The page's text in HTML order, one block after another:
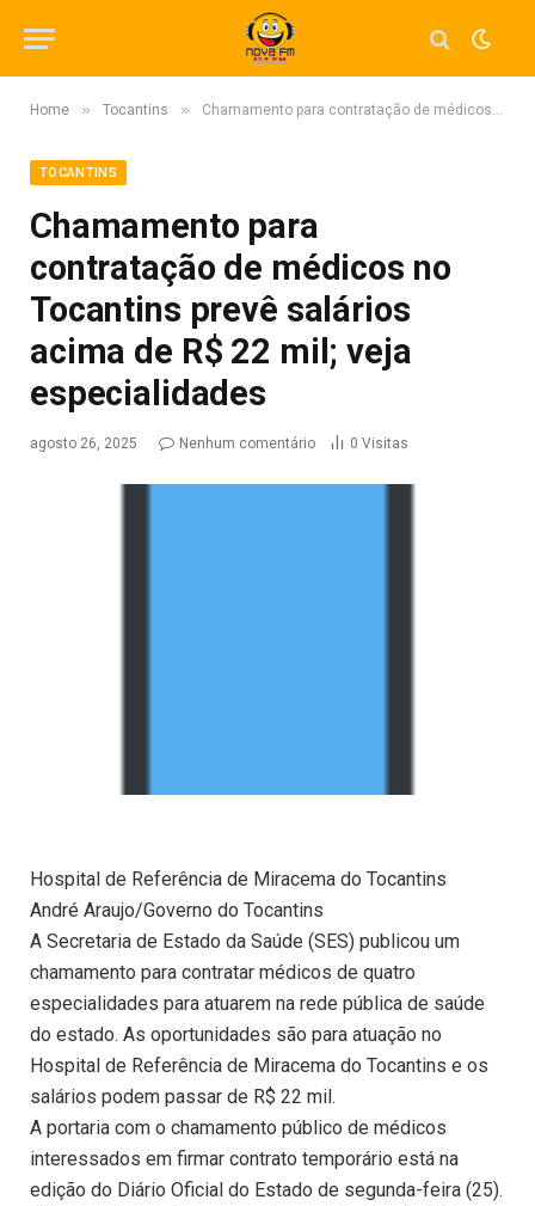
Home » Tocantins » Chamamento para contratação de médicos no Tocantins prevê salários acima de R$ 22 mil; veja especialidades
TOCANTINS
Chamamento para
contratação de médicos no
Tocantins prevê salários
acima de R$ 22 mil; veja
especialidades
agosto 26, 2025 Nenhum comentário 0 Visitas
Hospital de Referência de Miracema do Tocantins
André Araujo/Governo do Tocantins
A Secretaria de Estado da Saúde (SES) publicou um
chamamento para contratar médicos de quatro
especialidades para atuarem na rede pública de saúde
do estado. As oportunidades são para atuação no
Hospital de Referência de Miracema do Tocantins e os
salários podem passar de R$ 22 mil.
A portaria com o chamamento público de médicos
interessados em firmar contrato temporário está na
edição do Diário Oficial do Estado de segunda-feira (25).